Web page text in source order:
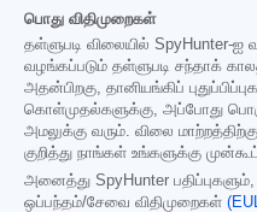
பொது விதிமுறைகள்
தள்ளுபடி விலையில் SpyHunter-
வழங்கப்படும் தள்ளுபடி சந்தாக்
அதன்பிறகு, தானியங்கிப்
கொள்முதல்களுக்கு, அப்போது
அமலுக்கு வரும். விலை
குறித்து நாங்கள் உங்களுக்கு
அனைத்து SpyHunter
ஒப்பந்தம்/சேவை விதிமுறைகள்